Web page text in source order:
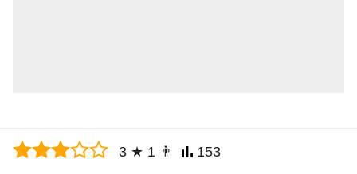
3 ★ 1 👨 153